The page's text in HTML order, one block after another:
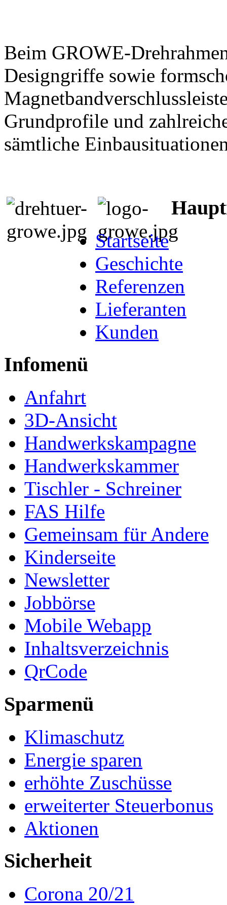
Beim GROWE-
Designgriffe sowie
Grundprofile und
sämtliche
Startseite
Geschichte
Referenzen
Lieferanten
Kunden
Infomenü
Anfahrt
3D-Ansicht
Handwerkskampagne
Handwerkskammer
Tischler - Schreiner
FAS Hilfe
Gemeinsam für Andere
Kinderseite
Newsletter
Jobbörse
Mobile Webapp
Inhaltsverzeichnis
QrCode
Sparmenü
Klimaschutz
Energie sparen
erhöhte Zuschüsse
erweiterter Steuerbonus
Aktionen
Sicherheit
Corona 20/21